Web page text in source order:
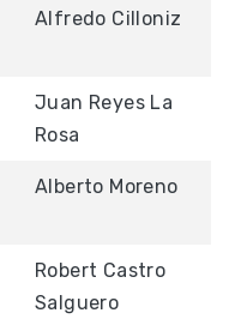
Alfredo Cilloniz
Juan Reyes La
Rosa
Alberto Moreno
Robert Castro
Salguero